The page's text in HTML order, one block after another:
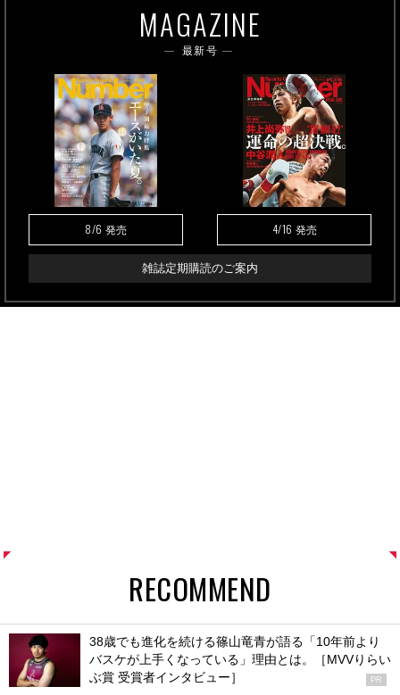
MAGAZINE
最新号
8/6 発売 4/16 発売
雑誌定期購読のご案内
RECOMMEND
38歳でも進化を続ける篠山竜青が語る「10年前より
バスケが上手くなっている」理由とは。［MVVりらい
ぶ賞 受賞者インタビュー］
PR